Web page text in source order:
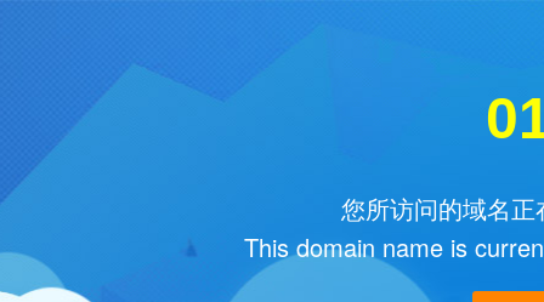
您所访问的域名
This domain name is